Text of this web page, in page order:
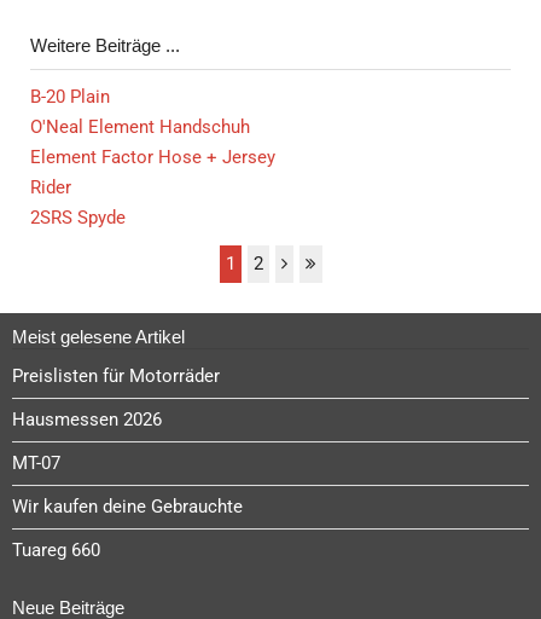
Weitere Beiträge ...
B-20 Plain
O'Neal Element Handschuh
Element Factor Hose + Jersey
Rider
2SRS Spyde
1 2
Meist gelesene Artikel
Preislisten für Motorräder
Hausmessen 2026
MT-07
Wir kaufen deine Gebrauchte
Tuareg 660
Neue Beiträge